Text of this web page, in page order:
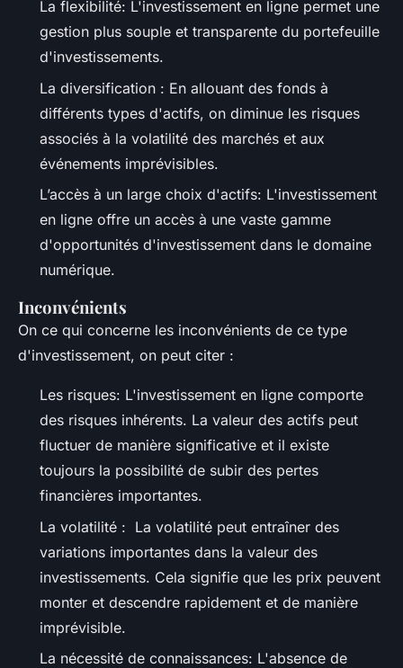
La flexibilité: L'investissement en ligne permet une
gestion plus souple et transparente du portefeuille
d'investissements.
La diversification : En allouant des fonds à
différents types d'actifs, on diminue les risques
associés à la volatilité des marchés et aux
événements imprévisibles.
L’accès à un large choix d'actifs: L'investissement
en ligne offre un accès à une vaste gamme
d'opportunités d'investissement dans le domaine
numérique.
Inconvénients
On ce qui concerne les inconvénients de ce type
d'investissement, on peut citer :
Les risques: L'investissement en ligne comporte
des risques inhérents. La valeur des actifs peut
fluctuer de manière significative et il existe
toujours la possibilité de subir des pertes
financières importantes.
La volatilité : La volatilité peut entraîner des
variations importantes dans la valeur des
investissements. Cela signifie que les prix peuvent
monter et descendre rapidement et de manière
imprévisible.
La nécessité de connaissances: L'absence de